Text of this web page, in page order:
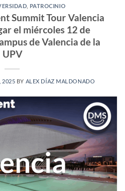
PATROCINIO
Summit Tour Valencia
el miércoles 12 de
de Valencia de la
UPV
2025 BY ALEX DÍAZ MALDONADO